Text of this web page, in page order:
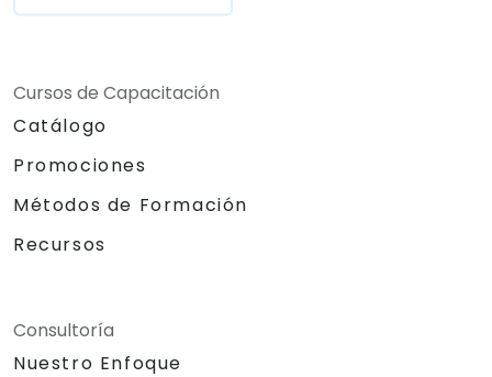
Cursos de Capacitación
Catálogo
Promociones
Métodos de Formación
Recursos
Consultoría
Nuestro Enfoque